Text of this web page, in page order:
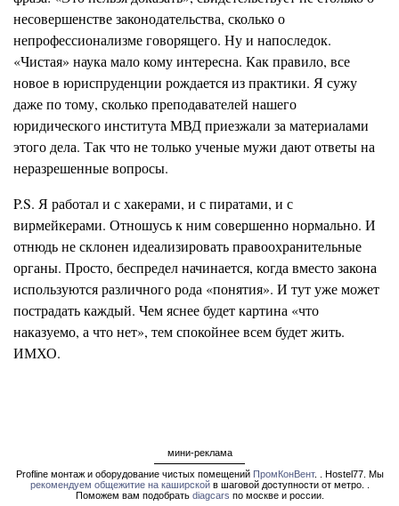
несовершенстве законодательства, сколько о
непрофессионализме говорящего. Ну и напоследок.
«Чистая» наука мало кому интересна. Как правило, все
новое в юриспруденции рождается из практики. Я сужу
даже по тому, сколько преподавателей нашего
юридического института МВД приезжали за материалами
этого дела. Так что не только ученые мужи дают ответы на
неразрешенные вопросы.
P.S. Я работал и с хакерами, и с пиратами, и с
вирмейкерами. Отношусь к ним совершенно нормально. И
отнюдь не склонен идеализировать правоохранительные
органы. Просто, беспредел начинается, когда вместо закона
используются различного рода «понятия». И тут уже может
пострадать каждый. Чем яснее будет картина «что
наказуемо, а что нет», тем спокойнее всем будет жить.
ИМХО.
мини-реклама
Profline монтаж и оборудование чистых помещений ПромКонВент. . Hostel77. Мы
рекомендуем общежитие на каширскойв шаговой доступности от метро. .
Поможем вам подобрать diagcars по москве и россии.